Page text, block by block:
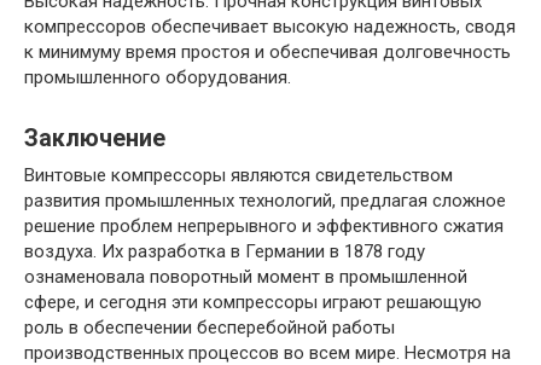
компрессоров обеспечивает высокую надежность, сводя
к минимуму время простоя и обеспечивая долговечность
промышленного оборудования.
Заключение
Винтовые компрессоры являются свидетельством
развития промышленных технологий, предлагая сложное
решение проблем непрерывного и эффективного сжатия
воздуха. Их разработка в Германии в 1878 году
ознаменовала поворотный момент в промышленной
сфере, и сегодня эти компрессоры играют решающую
роль в обеспечении бесперебойной работы
производственных процессов во всем мире. Несмотря на